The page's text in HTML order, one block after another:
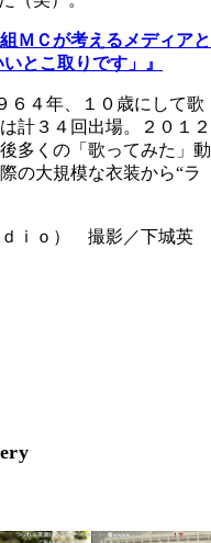
ＭＣが考えるメディアと
とこ取りです」』
６４年、１０歳にして歌
計３４回出場。２０１２
多くの「歌ってみた」動
の大規模な衣装から“ラ
ｄｉｏ） 撮影／下城英